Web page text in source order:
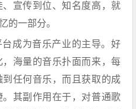
宣传到位、知名度高，就
的一部分。
成为音乐产业的主导。好
海量的音乐扑面而来，每
任何音乐，而且获取的成
其副作用在于，对普通歌